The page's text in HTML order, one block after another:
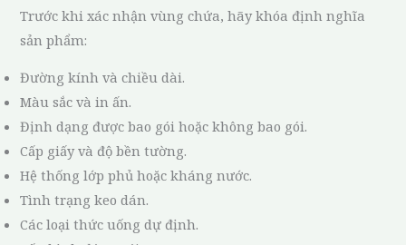
Trước khi xác nhận vùng chứa, hãy khóa định nghĩa
sản phẩm:
Đường kính và chiều dài.
Màu sắc và in ấn.
Định dạng được bao gói hoặc không bao gói.
Cấp giấy và độ bền tường.
Hệ thống lớp phủ hoặc kháng nước.
Tình trạng keo dán.
Các loại thức uống dự định.